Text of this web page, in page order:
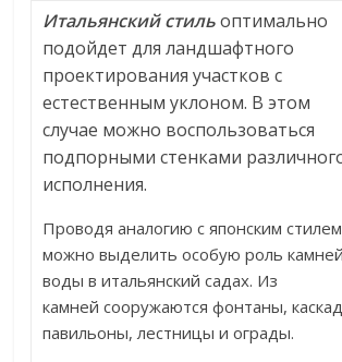
Итальянский стильоптимально
подойдет для ландшафтного
проектирования участков с
естественным уклоном. В этом
случае можно воспользоваться
подпорными стенками
исполнения.
Проводя аналогию с японским
можно выделить особую роль
воды в итальянский садах. Из
камней сооружаются фонтаны,
павильоны, лестницы и ограды.